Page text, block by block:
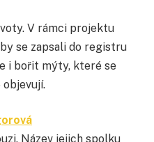
V rámci projektu
se zapsali do registru
i bořit mýty, které se
objevují.
Název jejich spolku